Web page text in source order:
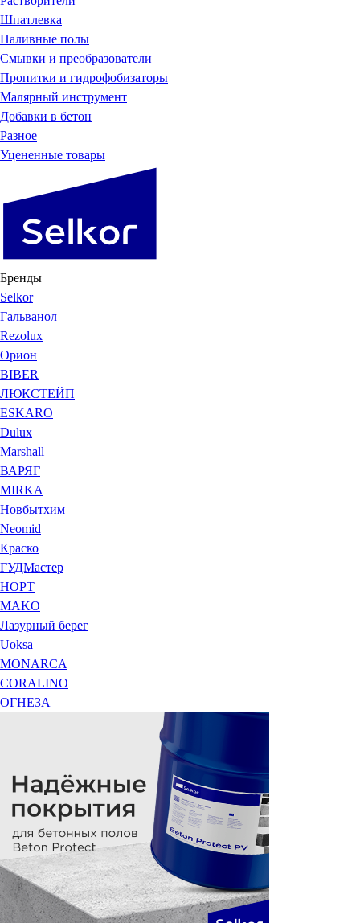
Шпатлевка
Наливные полы
Смывки и преобразователи
Пропитки и гидрофобизаторы
Малярный инструмент
Добавки в бетон
Разное
Уцененные товары
Бренды
Selkor
Гальванол
Rezolux
Орион
BIBER
ЛЮКСТЕЙП
ESKARO
Dulux
Marshall
ВАРЯГ
MIRKA
Новбытхим
Neomid
Краско
ГУДМастер
НОРТ
MAKO
Лазурный берег
Uoksa
MONARCA
CORALINO
ОГНЕЗА